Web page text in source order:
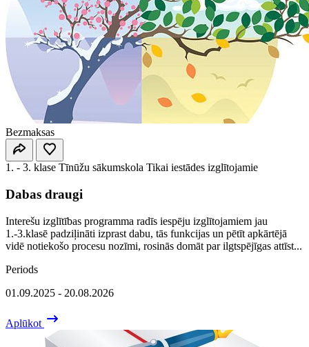
Bezmaksas
1. - 3. klase Tīnūžu sākumskola Tikai iestādes izglītojamie
Dabas draugi
Interešu izglītības programma radīs iespēju izglītojamiem jau
1.-3.klasē padziļināti izprast dabu, tās funkcijas un pētīt apkārtējā
vidē notiekošo procesu nozīmi, rosinās domāt par ilgtspējīgas attīst...
Periods
01.09.2025 - 20.08.2026
Aplūkot